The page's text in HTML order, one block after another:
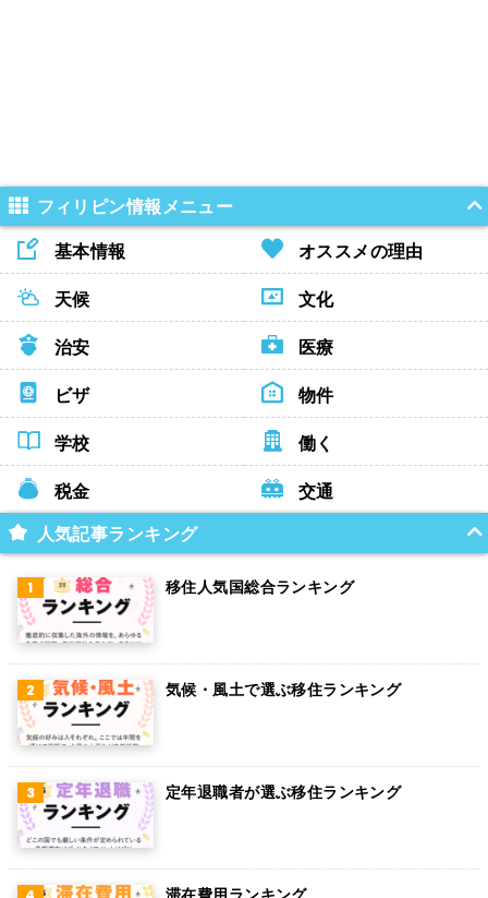
フィリピン情報メニュー
基本情報
オススメの理由
天候
文化
治安
医療
ビザ
物件
学校
働く
税金
交通
人気記事ランキング
移住人気国総合ランキング
気候・風土で選ぶ移住ランキング
定年退職者が選ぶ移住ランキング